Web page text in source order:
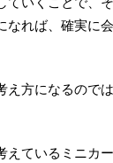
なれば、確実に
方になるので
えているミニカ